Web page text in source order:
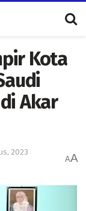
Kota
Akar
2023
AA